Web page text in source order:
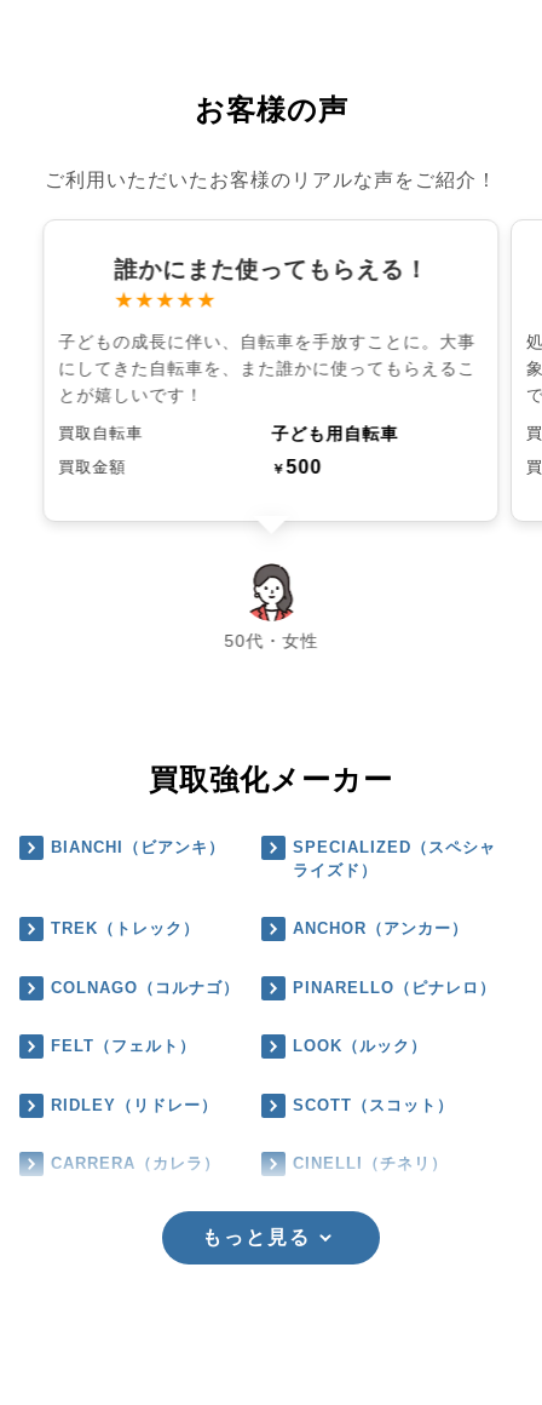
お客様の声
ご利用いただいたお客様のリアルな声をご紹介！
誰かにまた使ってもらえる！
★★★★★
子どもの成長に伴い、自転車を手放すことに。大事
にしてきた自転車を、また誰かに使ってもらえるこ
とが嬉しいです！
買取自転車 子ども用自転車
買取金額 ￥500
50代・女性
chevron_left chevron_right
買取強化メーカー
BIANCHI（ビアンキ）
SPECIALIZED（スペシャ
ライズド）
TREK（トレック） ANCHOR（アンカー）
COLNAGO（コルナゴ） PINARELLO（ピナレロ）
FELT（フェルト） LOOK（ルック）
RIDLEY（リドレー） SCOTT（スコット）
CARRERA（カレラ） CINELLI（チネリ）
もっと見る